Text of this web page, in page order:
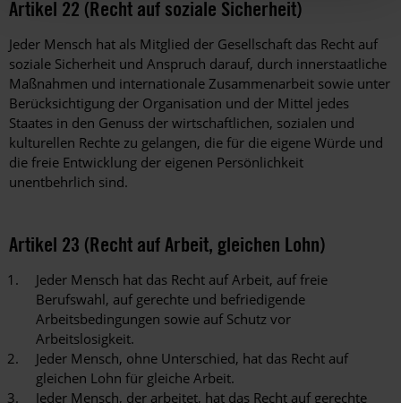
Artikel 22 (Recht auf soziale Sicherheit)
Jeder Mensch hat als Mitglied der Gesellschaft das Recht auf
soziale Sicherheit und Anspruch darauf, durch innerstaatliche
Maßnahmen und internationale Zusammenarbeit sowie unter
Berücksichtigung der Organisation und der Mittel jedes
Staates in den Genuss der wirtschaftlichen, sozialen und
kulturellen Rechte zu gelangen, die für die eigene Würde und
die freie Entwicklung der eigenen Persönlichkeit
unentbehrlich sind.
Artikel 23 (Recht auf Arbeit, gleichen Lohn)
Jeder Mensch hat das Recht auf Arbeit, auf freie
Berufswahl, auf gerechte und befriedigende
Arbeitsbedingungen sowie auf Schutz vor
Arbeitslosigkeit.
Jeder Mensch, ohne Unterschied, hat das Recht auf
gleichen Lohn für gleiche Arbeit.
Jeder Mensch, der arbeitet, hat das Recht auf gerechte